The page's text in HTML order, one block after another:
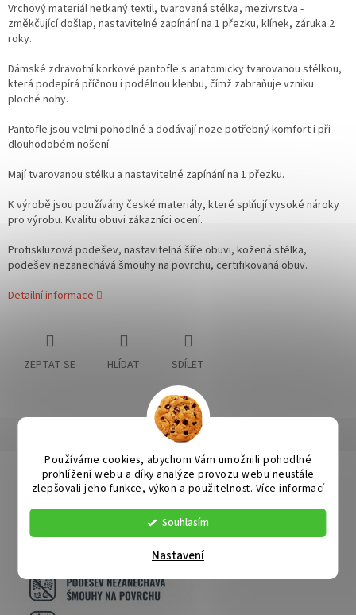
Používáme cookies, abychom Vám umožnili pohodlné
prohlížení webu a díky analýze provozu webu neustále
zlepšovali jeho funkce, výkon a použitelnost. Více informací
Souhlasím
Nastavení
Vrchový materiál netkaný textil, tvarovaná stélka, mezivrstva -
změkčující došlap, nastavitelné zapínání na 1 přezku, klínek, záruka 2
roky.
Dámské zdravotní korkové pantofle s anatomicky tvarovanou stélkou,
která podepírá příčnou i podélnou klenbu, čímž zabraňuje vzniku
ploché nohy.
Pantofle jsou velmi pohodlné a dodávají noze potřebný komfort i při
dlouhodobém nošení.
Mají tvarovanou stélku a nastavitelné zapínání na 1 přezku.
K výrobě jsou používány české materiály, které splňují vysoké nároky
pro výrobu. Kvalitu obuvi zákazníci ocení.
Protiskluzová podešev, nastavitelná šíře obuvi, kožená stélka,
podešev nezanechává šmouhy na povrchu, certifikovaná obuv.
Detailní informace
ZEPTAT SE HLÍDAT SDÍLET
Detailní popis produktu